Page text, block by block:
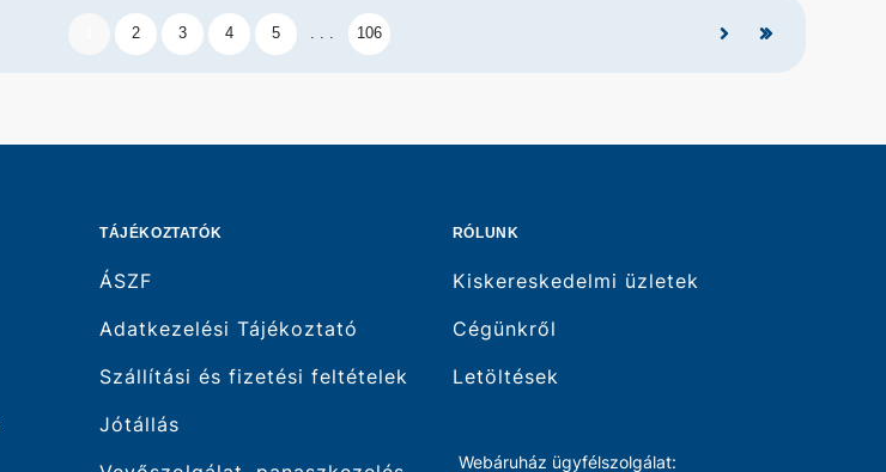
2 3 4 5 106
TÁJÉKOZTATÓK
ÁSZF
Adatkezelési Tájékoztató
Szállítási és fizetési feltételek
Jótállás
RÓLUNK
Kiskereskedelmi üzletek
Cégünkről
Letöltések
Webáruház ügyfélszolgálat: